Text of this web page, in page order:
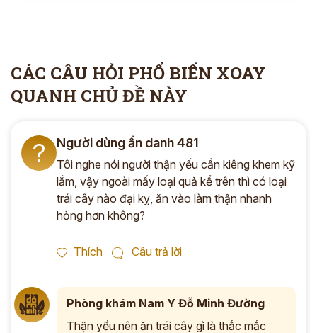
CÁC CÂU HỎI PHỔ BIẾN XOAY
QUANH CHỦ ĐỀ NÀY
? Người dùng ẩn danh 481
Tôi nghe nói người thận yếu cần kiêng khem kỹ
lắm, vậy ngoài mấy loại quả kể trên thì có loại
trái cây nào đại kỵ, ăn vào làm thận nhanh
hỏng hơn không?
Thích Câu trả lời
Phòng khám Nam Y Đỗ Minh Đường
Thận yếu nên ăn trái cây gì là thắc mắc